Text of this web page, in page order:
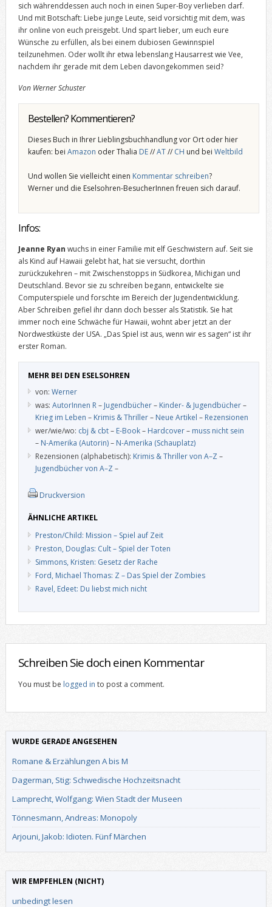
sich währenddessen auch noch in einen Super-Boy verlieben darf.
Und mit Botschaft: Liebe junge Leute, seid vorsichtig mit dem, was
ihr online von euch preisgebt. Und spart lieber, um euch eure
Wünsche zu erfüllen, als bei einem dubiosen Gewinnspiel
teilzunehmen. Oder wollt ihr etwa lebenslang Hausarrest wie Vee,
nachdem ihr gerade mit dem Leben davongekommen seid?
Von Werner Schuster
Bestellen? Kommentieren?
Dieses Buch in Ihrer Lieblingsbuchhandlung vor Ort oder hier
kaufen: bei Amazon oder Thalia DE//AT// CH und bei Weltbild
Und wollen Sie vielleicht einen Kommentar schreiben?
Werner und die Eselsohren-BesucherInnen freuen sich darauf.
Infos:
Jeanne Ryan wuchs in einer Familie mit elf Geschwistern auf. Seit sie
als Kind auf Hawaii gelebt hat, hat sie versucht, dorthin
zurückzukehren – mit Zwischenstopps in Südkorea, Michigan und
Deutschland. Bevor sie zu schreiben begann, entwickelte sie
Computerspiele und forschte im Bereich der Jugendentwicklung.
Aber Schreiben gefiel ihr dann doch besser als Statistik. Sie hat
immer noch eine Schwäche für Hawaii, wohnt aber jetzt an der
Nordwestküste der USA. „Das Spiel ist aus, wenn wir es sagen“ ist ihr
erster Roman.
MEHR BEI DEN ESELSOHREN
von: Werner
was: AutorInnen R– Jugendbücher– Kinder- & Jugendbücher–
Krieg im Leben – Krimis & Thriller– Neue Artikel – Rezensionen
wer/wie/wo: cbj & cbt– E-Book– Hardcover– muss nicht sein
– N-Amerika (Autorin)– N-Amerika (Schauplatz)
Rezensionen (alphabetisch): Krimis & Thriller von A–Z –
Jugendbücher von A–Z –
Druckversion
ÄHNLICHE ARTIKEL
Preston/Child: Mission – Spiel auf Zeit
Preston, Douglas: Cult – Spiel der Toten
Simmons, Kristen: Gesetz der Rache
Ford, Michael Thomas: Z – Das Spiel der Zombies
Ravel, Edeet: Du liebst mich nicht
Schreiben Sie doch einen Kommentar
You must be logged in to post a comment.
WURDE GERADE ANGESEHEN
Romane & Erzählungen A bis M
Dagerman, Stig: Schwedische Hochzeitsnacht
Lamprecht, Wolfgang: Wien Stadt der Museen
Tönnesmann, Andreas: Monopoly
Arjouni, Jakob: Idioten. Fünf Märchen
WIR EMPFEHLEN (NICHT)
unbedingt lesen